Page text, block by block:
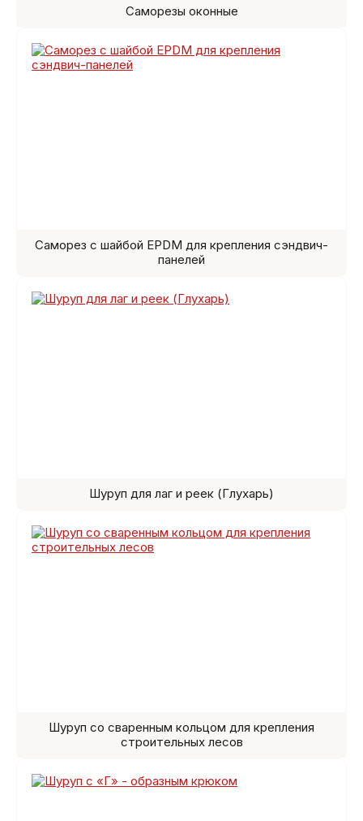
Саморезы оконные
Саморез с шайбой EPDM для крепления сэндвич-
панелей
Шуруп для лаг и реек (Глухарь)
Шуруп со сваренным кольцом для крепления
строительных лесов